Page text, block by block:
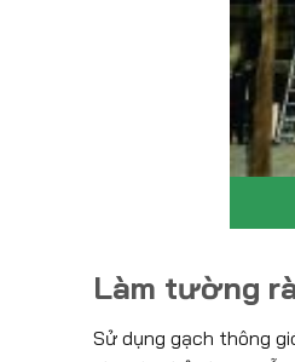
Làm tường
Sử dụng gạch thông